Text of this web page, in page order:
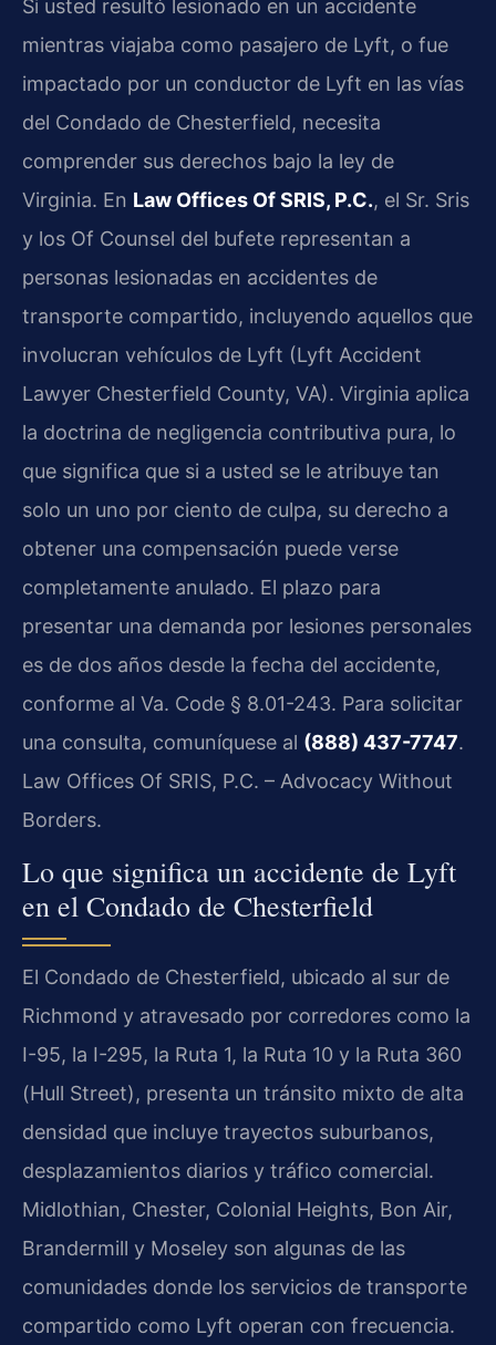
Si usted resultó lesionado en un accidente
mientras viajaba como pasajero de Lyft, o fue
impactado por un conductor de Lyft en las vías
del Condado de Chesterfield, necesita
comprender sus derechos bajo la ley de
Virginia. En Law Offices Of SRIS, P.C., el Sr. Sris
y los Of Counsel del bufete representan a
personas lesionadas en accidentes de
transporte compartido, incluyendo aquellos que
involucran vehículos de Lyft (Lyft Accident
Lawyer Chesterfield County, VA). Virginia aplica
la doctrina de negligencia contributiva pura, lo
que significa que si a usted se le atribuye tan
solo un uno por ciento de culpa, su derecho a
obtener una compensación puede verse
completamente anulado. El plazo para
presentar una demanda por lesiones personales
es de dos años desde la fecha del accidente,
conforme al Va. Code § 8.01-243. Para solicitar
una consulta, comuníquese al (888) 437-7747.
Law Offices Of SRIS, P.C. – Advocacy Without
Borders.
Lo que significa un accidente de Lyft
en el Condado de Chesterfield
El Condado de Chesterfield, ubicado al sur de
Richmond y atravesado por corredores como la
I-95, la I-295, la Ruta 1, la Ruta 10 y la Ruta 360
(Hull Street), presenta un tránsito mixto de alta
densidad que incluye trayectos suburbanos,
desplazamientos diarios y tráfico comercial.
Midlothian, Chester, Colonial Heights, Bon Air,
Brandermill y Moseley son algunas de las
comunidades donde los servicios de transporte
compartido como Lyft operan con frecuencia.